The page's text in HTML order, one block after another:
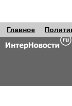
Главное